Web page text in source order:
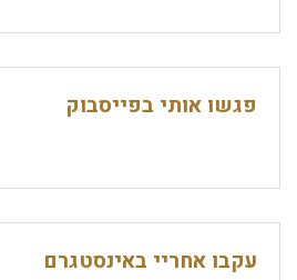
פגשו אותי בפייסבוק
עקבו אחריי באינסטגרם